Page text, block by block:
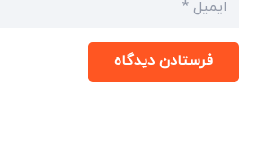
فرستادن دیدگاه